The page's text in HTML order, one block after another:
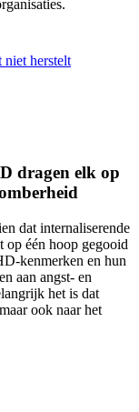
niet herstelt
dragen elk op
dat internaliserende
op één hoop gegooid
kenmerken en hun
aan angst- en
het is dat
ook naar het